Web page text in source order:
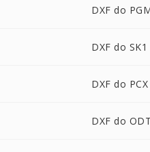
DXF do
DXF do SK1
DXF do PCX
DXF do ODT